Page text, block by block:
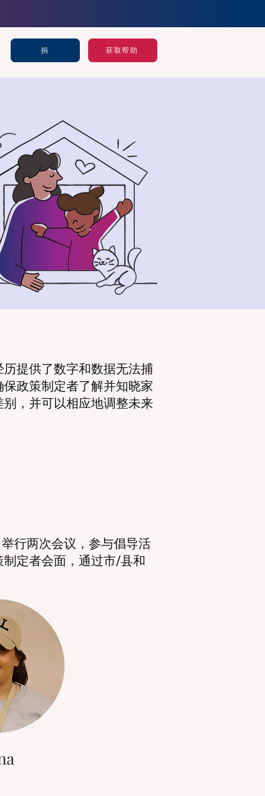
捐 获取帮助
提供了数字和数据无法捕
政策制定者了解并知晓家
，并可以相应地调整未来
行两次会议，参与倡导活
定者会面，通过市/县和